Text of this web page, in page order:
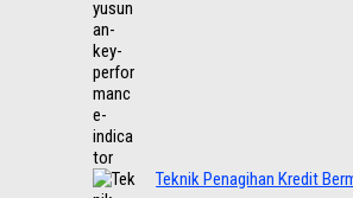
Teknik Penagihan Kredit